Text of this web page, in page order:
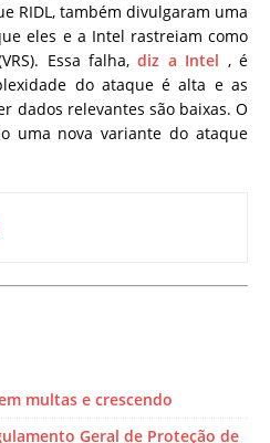
RIDL, também divulgaram uma
eles e a Intel rastreiam como
Essa falha,diz a Intel , é
do ataque é alta e as
dados relevantes são baixas. O
uma nova variante do ataque
multas e crescendo
Geral de Proteção de